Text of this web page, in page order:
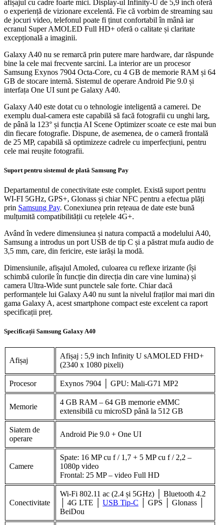
afișajul cu cadre foarte mici. Display-ul Infinity-U de 5,9 inch oferă
o experiență de vizionare excelentă. Fie că vorbim de streaming sau
de jocuri video, telefonul poate fi ținut confortabil în mână iar
ecranul Super AMOLED Full HD+ oferă o calitate și claritate
excepțională a imaginii.
Galaxy A40 nu se remarcă prin putere mare hardware, dar răspunde
bine la cele mai frecvente sarcini. La interior are un procesor
Samsung Exynos 7904 Octa-Core, cu 4 GB de memorie RAM și 64
GB de stocare internă. Sistemul de operare Android Pie 9.0 și
interfața One UI sunt pe Galaxy A40.
Galaxy A40 este dotat cu o tehnologie inteligentă a camerei. De
exemplu dual-camera este capabilă să facă fotografii cu unghi larg,
de până la 123° și funcția AI Scene Optimizer scoate ce este mai bun
din fiecare fotografie. Dispune, de asemenea, de o cameră frontală
de 25 MP, capabilă să optimizeze cadrele cu imperfecțiuni, pentru
cele mai reușite fotografii.
Suport pentru sistemul de plată Samsung Pay
Departamentul de conectivitate este complet. Există suport pentru
WI-FI 5GHz, GPS+, Glonass și chiar NFC pentru a efectua plăți
prin Samsung Pay. Conexiunea prin rețeaua de date este bună
mulțumită compatibilității cu rețelele 4G+.
Având în vedere dimensiunea și natura compactă a modelului A40,
Samsung a introdus un port USB de tip C și a păstrat mufa audio de
3,5 mm, care, din fericire, este iarăși la modă.
Dimensiunile, afișajul Amoled, culoarea cu reflexe irizante (își
schimbă culorile în funcție din direcția din care vine lumina) și
camera Ultra-Wide sunt punctele sale forte. Chiar dacă
performanțele lui Galaxy A40 nu sunt la nivelul fraților mai mari din
gama Galaxy A, acest smartphone compact este excelent ca raport
specificații preț.
Specificații Samsung Galaxy A40
Afișaj
Afișaj : 5,9 inch Infinity U sAMOLED FHD+
(2340 x 1080 pixeli)
Procesor Exynos 7904 │ GPU: Mali-G71 MP2
Memorie
4 GB RAM – 64 GB memorie eMMC
extensibilă cu microSD până la 512 GB
Siatem de
operare
Android Pie 9.0 + One UI
Camere
Spate: 16 MP cu f / 1,7 + 5 MP cu f / 2,2 –
1080p video
Frontal: 25 MP – video Full HD
Conectivitate
Wi-Fi 802.11 ac (2.4 și 5GHz) │ Bluetooth 4.2
│ 4G LTE │ USB Tip-C │ GPS │ Glonass │
BeiDou